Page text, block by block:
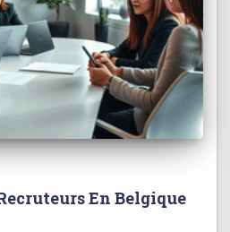
En Belgique